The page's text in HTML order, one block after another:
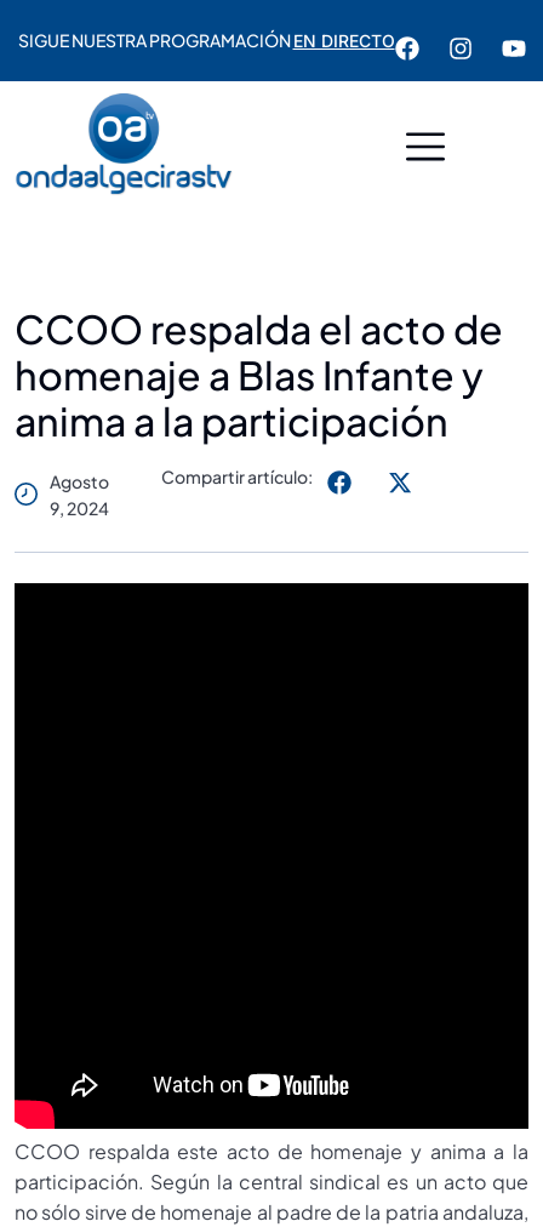
SIGUE NUESTRA PROGRAMACIÓNEN DIRECTO
CCOO respalda el acto de
homenaje a Blas Infante y
anima a la participación
Agosto
9, 2024
Compartir artículo:
CCOO respalda este acto de homenaje y anima a la
participación. Según la central sindical es un acto que
no sólo sirve de homenaje al padre de la patria andaluza,